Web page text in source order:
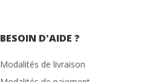
BESOIN D'AIDE ?
Modalités de livraison